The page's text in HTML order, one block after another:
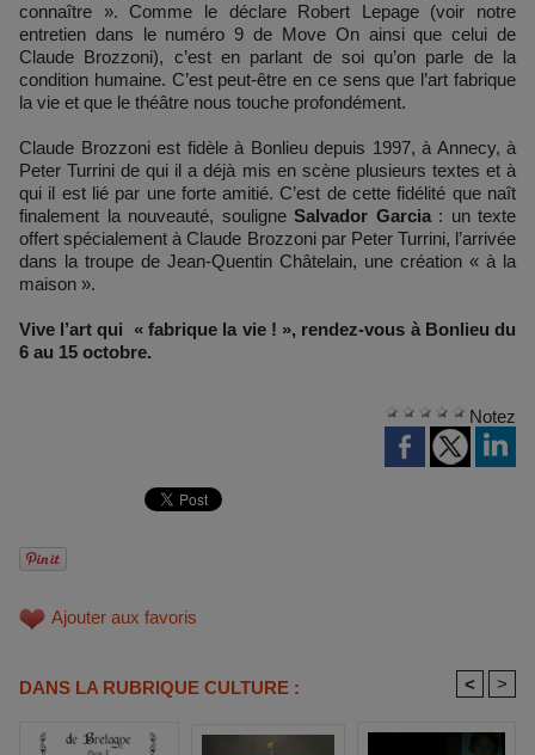
connaître ». Comme le déclare Robert Lepage (voir notre
entretien dans le numéro 9 de Move On ainsi que celui de
Claude Brozzoni), c’est en parlant de soi qu’on parle de la
condition humaine. C’est peut-être en ce sens que l’art fabrique
la vie et que le théâtre nous touche profondément.
Claude Brozzoni est fidèle à Bonlieu depuis 1997, à Annecy, à
Peter Turrini de qui il a déjà mis en scène plusieurs textes et à
qui il est lié par une forte amitié. C’est de cette fidélité que naît
finalement la nouveauté, souligne Salvador Garcia: un texte
offert spécialement à Claude Brozzoni par Peter Turrini, l’arrivée
dans la troupe de Jean-Quentin Châtelain, une création « à la
maison ».
Vive l’art qui « fabrique la vie ! », rendez-vous à Bonlieu du
6 au 15 octobre.
Notez
Ajouter aux favoris
DANS LA RUBRIQUE CULTURE : < >